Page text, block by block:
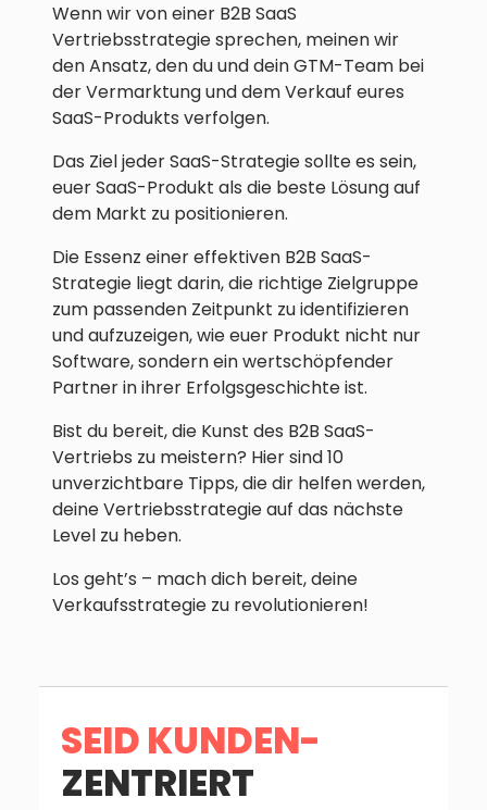
Wenn wir von einer B2B SaaS
Vertriebsstrategie sprechen, meinen wir
den Ansatz, den du und dein GTM-Team bei
der Vermarktung und dem Verkauf eures
SaaS-Produkts verfolgen.
Das Ziel jeder SaaS-Strategie sollte es sein,
euer SaaS-Produkt als die beste Lösung auf
dem Markt zu positionieren.
Die Essenz einer effektiven B2B SaaS-
Strategie liegt darin, die richtige Zielgruppe
zum passenden Zeitpunkt zu identifizieren
und aufzuzeigen, wie euer Produkt nicht nur
Software, sondern ein wertschöpfender
Partner in ihrer Erfolgsgeschichte ist.
Bist du bereit, die Kunst des B2B SaaS-
Vertriebs zu meistern? Hier sind 10
unverzichtbare Tipps, die dir helfen werden,
deine Vertriebsstrategie auf das nächste
Level zu heben.
Los geht’s – mach dich bereit, deine
Verkaufsstrategie zu revolutionieren!
SEID KUNDEN-
ZENTRIERT